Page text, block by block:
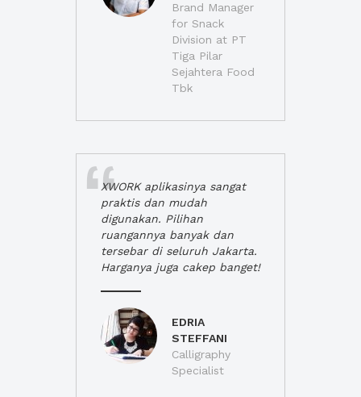
Brand Manager
for Snack
Division at PT
Tiga Pilar
Sejahtera Food
Tbk
XWORK aplikasinya sangat
praktis dan mudah
digunakan. Pilihan
ruangannya banyak dan
tersebar di seluruh Jakarta.
Harganya juga cakep banget!
EDRIA
STEFFANI
Calligraphy
Specialist